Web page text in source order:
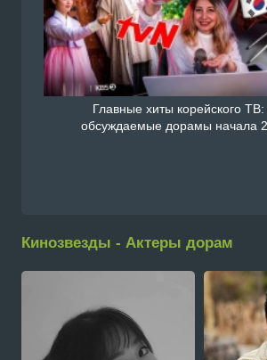
Главные хиты корейского
обсуждаемые дорамы начала
Кинозвезды - Актеры дорам